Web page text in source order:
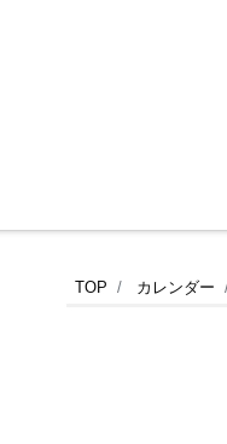
2026
TOP カレンダー